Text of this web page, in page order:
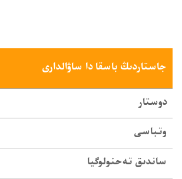
جاستاردىڭ باسقا دا ساۋالدارى
دوستار
وتباسى
ساندىق تە‌حنولوگيا